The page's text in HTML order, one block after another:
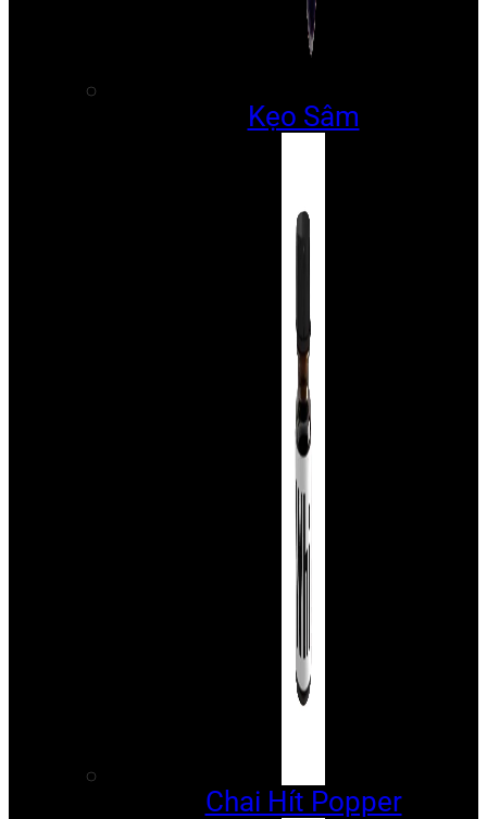
Kẹo Sâm
Chai Hít Popper